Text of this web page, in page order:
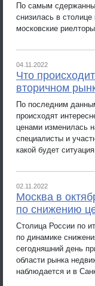
По самым
снизилась в
московские
04.11.2022
Что
вторичном
По последним
происходят
ценами изменилась
специалисты и
какой будет
02.11.2022
Москва в
по снижению
Столица России по
по динамике
сегодняшний день
области рынка
наблюдается и в